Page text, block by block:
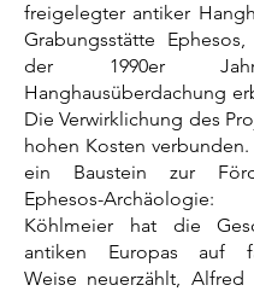
freigelegter antiker
Grabungsstätte
der 1990er
Hanghausüberdachung
Die Verwirklichung des
hohen Kosten verbunden.
ein Baustein zur
Ephesos-
Köhlmeier hat die
antiken Europas auf
Weise neuerzählt, Alfred